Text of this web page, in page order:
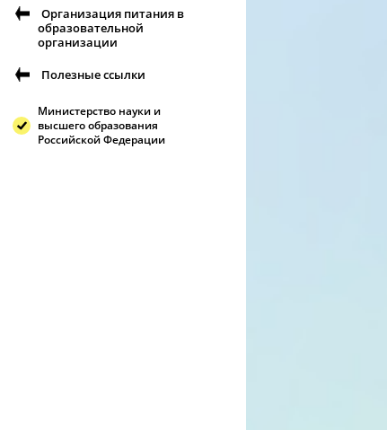
Организация питания в
образовательной
организации
Полезные ссылки
Министерство науки и
высшего образования
Российской Федерации